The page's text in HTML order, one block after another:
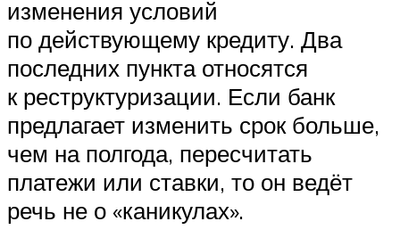
изменения условий
по действующему кредиту. Два
последних пункта относятся
к реструктуризации. Если банк
предлагает изменить срок больше,
чем на полгода, пересчитать
платежи или ставки, то он ведёт
речь не о «каникулах».